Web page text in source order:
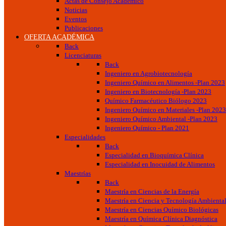
Noticias
Eventos
Publicaciones
OFERTA ACADÉMICA
Back
Licenciaturas
Back
Ingeniero en Agrobiotecnología
Ingeniero Químico en Alimentos -Plan 2023
Ingeniero en Biotecnología -Plan 2023
Químico Farmacéutico Biólogo 2023
Ingeniero Químico en Materiales -Plan 2023
Ingeniero Químico Ambiental -Plan 2023
Ingeniero Químico - Plan 2021
Especialidades
Back
Especialidad en Bioquímica Clínica
Especialidad en Inocuidad de Alimentos
Maestrías
Back
Maestría en Ciencias de la Energía
Maestría en Ciencia y Tecnología Ambiental
Maestría en Ciencias Químico Biológicas
Maestría en Química Clínica Diagnóstica